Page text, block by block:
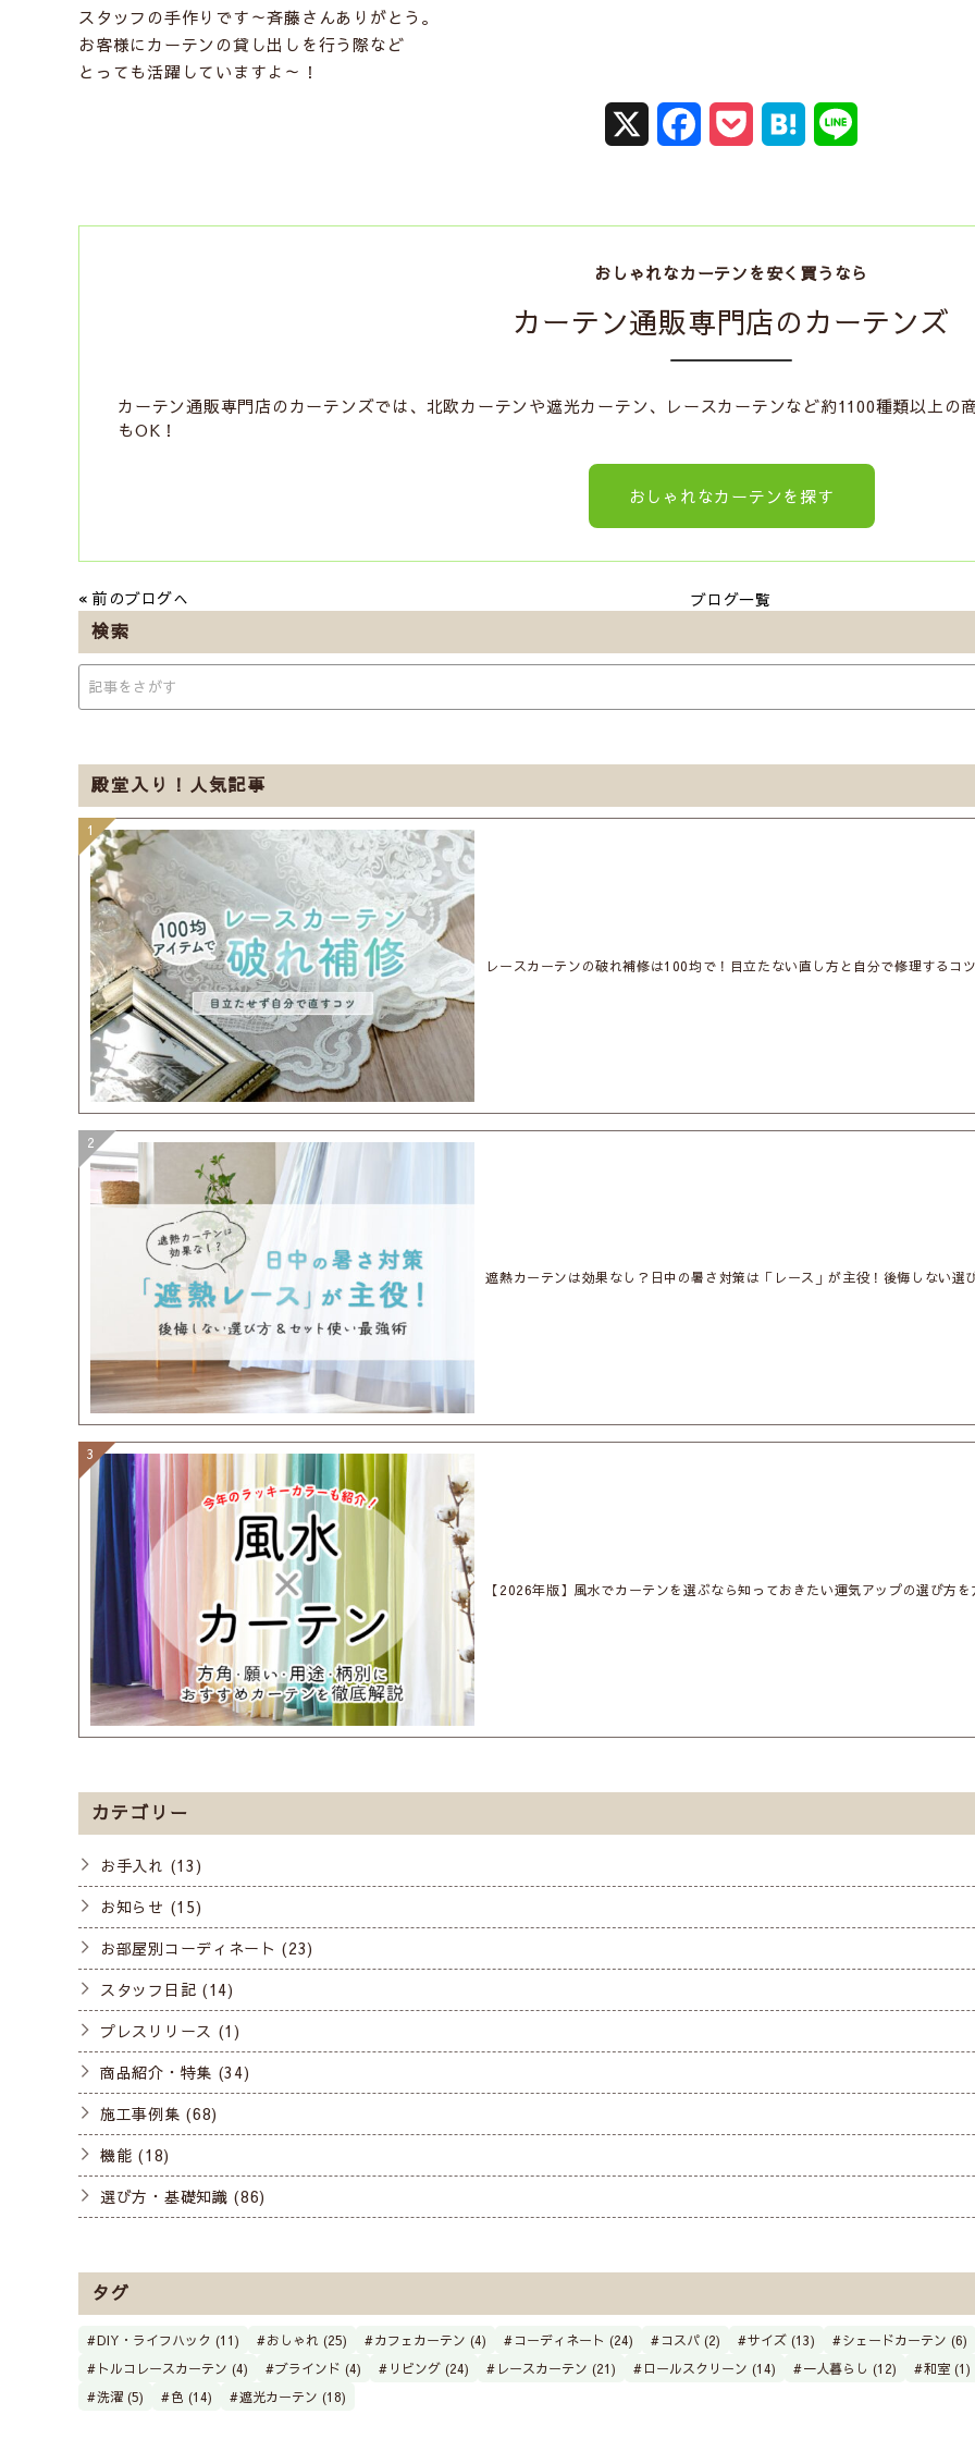
スタッフの手作りです～斉藤さんありがとう。
お客様にカーテンの貸し出しを行う際など
とっても活躍していますよ～！
o
t
おしゃれなカーテンを安く買うなら
カーテン通販専門店のカーテンズ
カーテン通販専門店のカーテンズでは、北欧カーテンや遮光カーテン、レースカーテンなど約1100種類以上の
もOK！
おしゃれなカーテンを探す
« 前のブログへ ブログ一覧
検索
殿堂入り！人気記事
レースカーテンの破れ補修は100均で！目立たない直し方と自分で修理するコツ
遮熱カーテンは効果なし？日中の暑さ対策は「レース」が主役！後悔しない選
【2026年版】風水でカーテンを選ぶなら知っておきたい運気アップの選び方
カテゴリー
お手入れ (13)
お知らせ (15)
お部屋別コーディネート (23)
スタッフ日記 (14)
プレスリリース (1)
商品紹介・特集 (34)
施工事例集 (68)
機能 (18)
選び方・基礎知識 (86)
タグ
DIY・ライフハック (11) おしゃれ (25) カフェカーテン (4) コーディネート (24) コスパ (2) サイズ (13) シェードカーテン (6)
トルコレースカーテン (4)
ブラインド (4) リビング (24) レースカーテン (21) ロールスクリーン (14) 一人暮らし (12) 和室 (1)
洗濯 (5)
色 (14) 遮光カーテン (18)